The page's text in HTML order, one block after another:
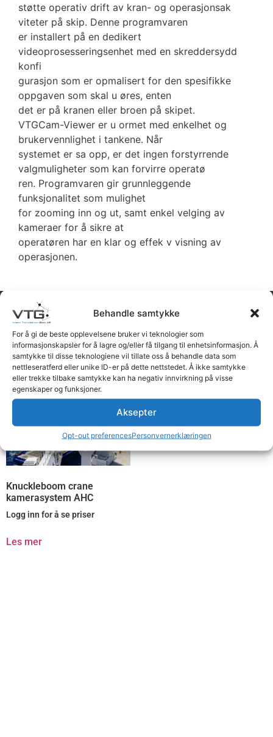
Behandle samtykke
For å gi de beste opplevelsene bruker vi teknologier som
informasjonskapsler for å lagre og/eller få tilgang til enhetsinformasjon. Å
samtykke til disse teknologiene vil tillate oss å behandle data som
nettleseratferd eller unike ID-er på dette nettstedet. Å ikke samtykke
eller trekke tilbake samtykke kan ha negativ innvirkning på visse
egenskaper og funksjoner.
Aksepter
Opt-out preferencesPersonvernerklæringen
støtte operativ drift av kran- og operasjonsak
viteter på skip. Denne programvaren
er installert på en dedikert
videoprosesseringsenhet med en skreddersydd
konfi
gurasjon som er opmalisert for den spesifikke
oppgaven som skal u øres, enten
det er på kranen eller broen på skipet.
VTGCam-Viewer er u ormet med enkelhet og
brukervennlighet i tankene. Når
systemet er sa opp, er det ingen forstyrrende
valgmuligheter som kan forvirre operatø
ren. Programvaren gir grunnleggende
funksjonalitet som mulighet
for zooming inn og ut, samt enkel velging av
kameraer for å sikre at
operatøren har en klar og effek v visning av
operasjonen.
Relaterte produkter
Knuckleboom crane
kamerasystem AHC
Logg inn for å se priser
Les mer